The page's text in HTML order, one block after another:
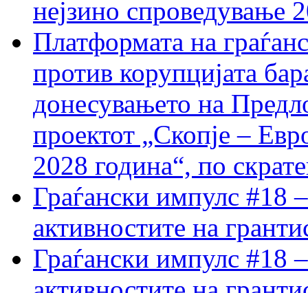
нејзино спроведување
Платформата на
против корупцијата
донесувањето на
проектот „Скопје –
2028 година“, по
Граѓански импулс #18
активностите на
Граѓански импулс #18